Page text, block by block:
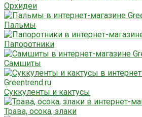
Орхидеи
Пальмы
Папоротники
Самшиты
Суккуленты и кактусы
Трава, осока, злаки